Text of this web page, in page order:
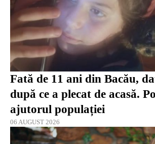
Fată de 11 ani din Bacău,
după ce a plecat de acasă.
ajutorul populației
06 AUGUST 2026